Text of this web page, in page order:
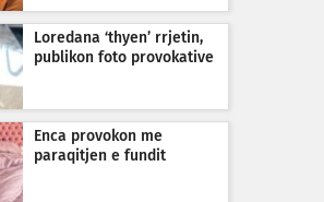
Loredana ‘thyen’ rrjetin,
publikon foto provokative
Enca provokon me
paraqitjen e fundit